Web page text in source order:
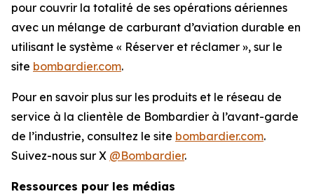
pour couvrir la totalité de ses opérations aériennes
avec un mélange de carburant d’aviation durable en
utilisant le système « Réserver et réclamer », sur le
site bombardier.com.
Pour en savoir plus sur les produits et le réseau de
service à la clientèle de Bombardier à l’avant-garde
de l’industrie, consultez le site bombardier.com.
Suivez-nous sur X @Bombardier.
Ressources pour les médias